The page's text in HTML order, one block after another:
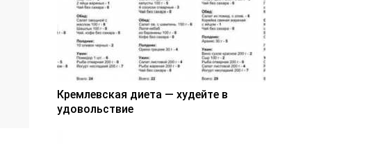
Кремлевская диета — худейте в
удовольствие